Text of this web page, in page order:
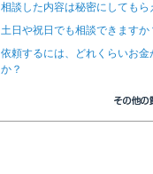
相談した内容は秘密にしてもら
土日や祝日でも相談できますか
依頼するには、どれくらいお金
か？